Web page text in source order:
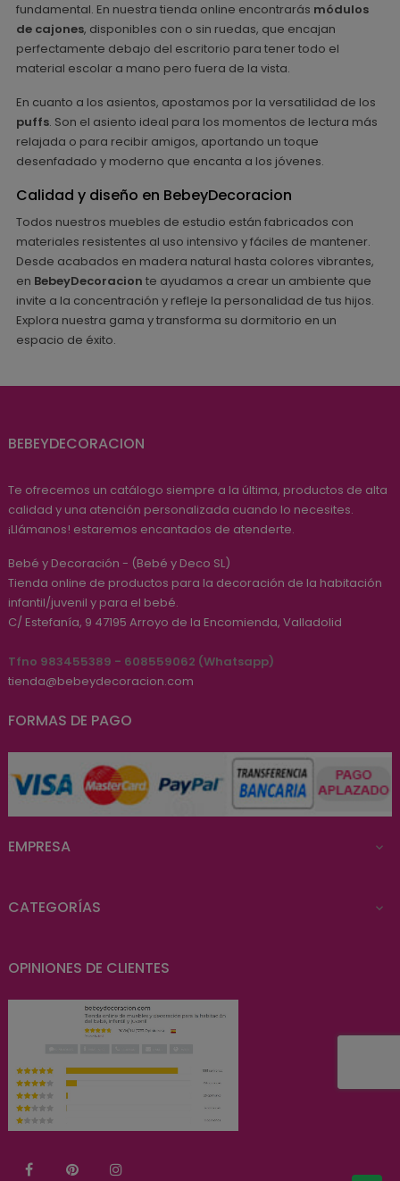
fundamental. En nuestra tienda online encontrarás módulos
de cajones, disponibles con o sin ruedas, que encajan
perfectamente debajo del escritorio para tener todo el
material escolar a mano pero fuera de la vista.
En cuanto a los asientos, apostamos por la versatilidad de los
puffs. Son el asiento ideal para los momentos de lectura más
relajada o para recibir amigos, aportando un toque
desenfadado y moderno que encanta a los jóvenes.
Calidad y diseño en BebeyDecoracion
Todos nuestros muebles de estudio están fabricados con
materiales resistentes al uso intensivo y fáciles de mantener.
Desde acabados en madera natural hasta colores vibrantes,
en BebeyDecoracion te ayudamos a crear un ambiente que
invite a la concentración y refleje la personalidad de tus hijos.
Explora nuestra gama y transforma su dormitorio en un
espacio de éxito.
BEBEYDECORACION
Te ofrecemos un catálogo siempre a la última, productos de alta
calidad y una atención personalizada cuando lo necesites.
¡Llámanos! estaremos encantados de atenderte.
Bebé y Decoración - (Bebé y Deco SL)
Tienda online de productos para la decoración de la habitación
infantil/juvenil y para el bebé.
C/ Estefanía, 9 47195 Arroyo de la Encomienda, Valladolid
Tfno 983455389 - 608559062 (Whatsapp)
tienda@bebeydecoracion.com
FORMAS DE PAGO
EMPRESA 
CATEGORÍAS 
OPINIONES DE CLIENTES
FacebookPinterest